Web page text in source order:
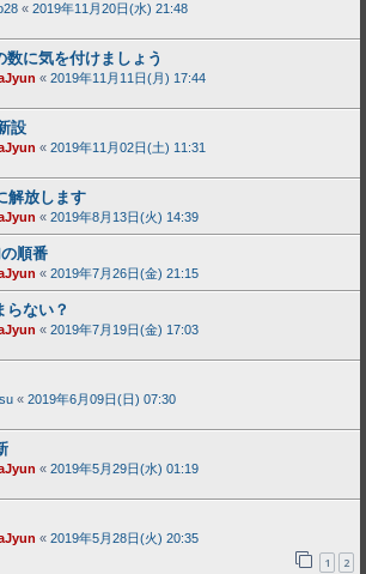
« 2019年11月20日(水) 21:48
数に気を付けましょう
« 2019年11月11日(月) 17:44
設
« 2019年11月02日(土) 11:31
解放します
« 2019年8月13日(火) 14:39
順番
« 2019年7月26日(金) 21:15
らない？
« 2019年7月19日(金) 17:03
« 2019年6月09日(日) 07:30
« 2019年5月29日(水) 01:19
« 2019年5月28日(火) 20:35
1 2